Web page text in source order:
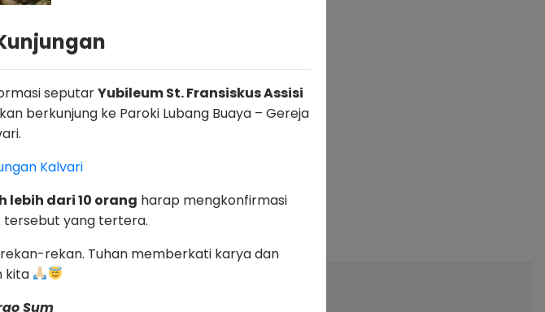
seputarYubileum St. Fransiskus Assisi
berkunjung ke Paroki Lubang Buaya – Gereja
Kalvari
lebih dari 10 orang harap mengkonfirmasi
tersebut yang tertera.
rekan. Tuhan memberkati karya dan
kita
Sum